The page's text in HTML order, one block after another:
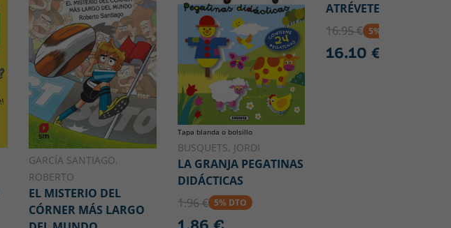
GARCÍA SANTIAGO,
ROBERTO
EL MISTERIO DEL
CÓRNER MÁS LARGO
Tapa blanda o bolsillo
BUSQUETS, JORDI
LA GRANJA PEGATINAS
DIDÁCTICAS
1.96 € 5% DTO
ATRÉVETE A BRILLAR
16.95 € 5% DTO
16.10 €